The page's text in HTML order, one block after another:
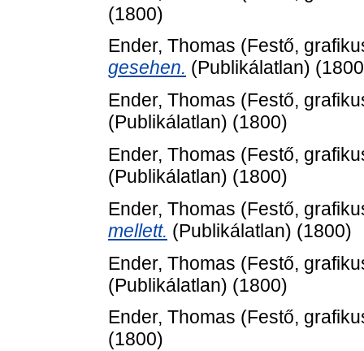
(1800)
Ender, Thomas (Festő,
gesehen. (Publikálatlan)
Ender, Thomas (Festő,
(Publikálatlan) (1800)
Ender, Thomas (Festő,
(Publikálatlan) (1800)
Ender, Thomas (Festő,
mellett. (Publikálatlan) (1800)
Ender, Thomas (Festő,
(Publikálatlan) (1800)
Ender, Thomas (Festő,
(1800)